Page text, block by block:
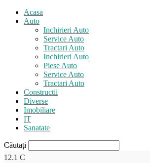
Acasa
Auto
Inchirieri Auto
Service Auto
Tractari Auto
Inchirieri Auto
Piese Auto
Service Auto
Tractari Auto
Constructii
Diverse
Imobiliare
IT
Sanatate
Căutați
12.1 C